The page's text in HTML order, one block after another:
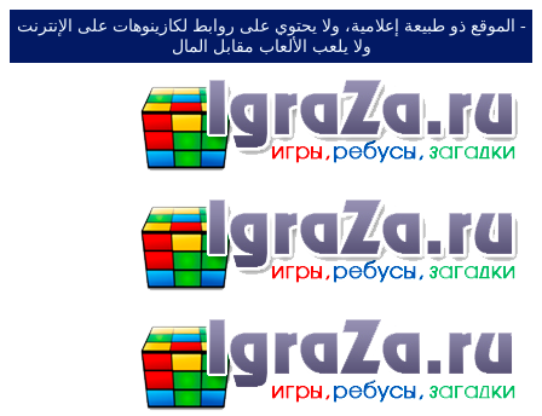
-️ الموقع ذو طبيعة إعلامية، ولا يحتوي على روابط لكازينوهات على الإنترنت
ولا يلعب الألعاب مقابل المال